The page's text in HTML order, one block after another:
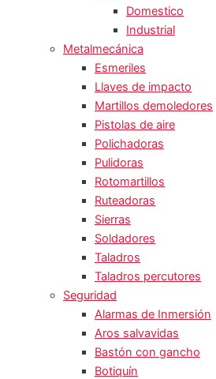
Domestico
Industrial
Metalmecánica
Esmeriles
Llaves de impacto
Martillos demoledores
Pistolas de aire
Polichadoras
Pulidoras
Rotomartillos
Ruteadoras
Sierras
Soldadores
Taladros
Taladros percutores
Seguridad
Alarmas de Inmersión
Aros salvavidas
Bastón con gancho
Botiquín